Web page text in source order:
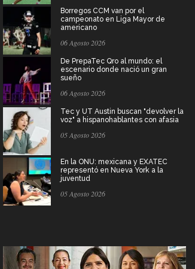
Borregos CCM van por el
campeonato en Liga Mayor de
americano
06 Agosto 2026
De PrepaTec Qro al mundo: el
escenario donde nació un gran
sueño
06 Agosto 2026
Tec y UT Austin buscan "devolver la
voz" a hispanohablantes con afasia
05 Agosto 2026
En la ONU: mexicana y EXATEC
representó en Nueva York a la
juventud
05 Agosto 2026